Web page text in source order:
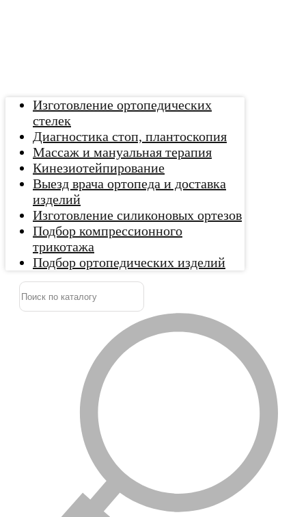
Изготовление ортопедических
стелек
Диагностика стоп, плантоскопия
Массаж и мануальная терапия
Кинезиотейпирование
Выезд врача ортопеда и доставка
изделий
Изготовление силиконовых ортезов
Подбор компрессионного
трикотажа
Подбор ортопедических изделий